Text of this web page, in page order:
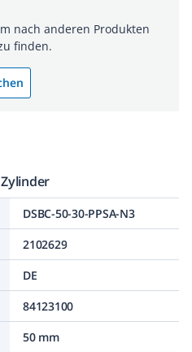
nach anderen Produkten
finden.
DSBC-50-30-PPSA-N3
2102629
DE
84123100
50 mm